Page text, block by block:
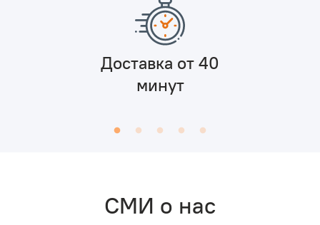
Доставка от 40
минут
СМИ о нас